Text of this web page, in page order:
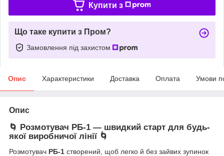
Купити з
Що таке купити з Пром?
Замовлення під захистом
Опис Характеристики Доставка Оплата Умови
Опис
🌀 Розмотувач РБ-1 — швидкий старт для будь-
якої виробничої лінії 🌀
Розмотувач РБ-1 створений, щоб легко й без зайвих зупинок